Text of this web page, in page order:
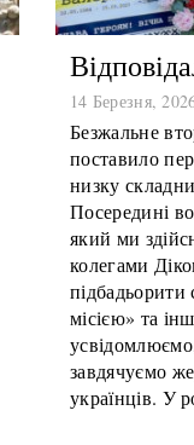
14 Березня,
Безжальне
поставило
низку
Посередині
який ми
колегами
підбадьорити
місією» та
завдячуємо
українців. У